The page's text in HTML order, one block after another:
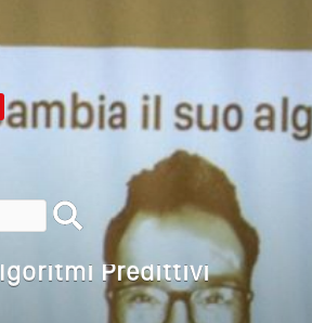
Franzese
Davvero
Vecchia SEO
Predittivi
L’AI E I Contenuti…